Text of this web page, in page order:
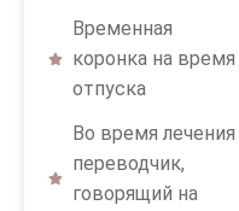
Временная
коронка на время
отпуска
Во время лечения
переводчик,
говорящий на